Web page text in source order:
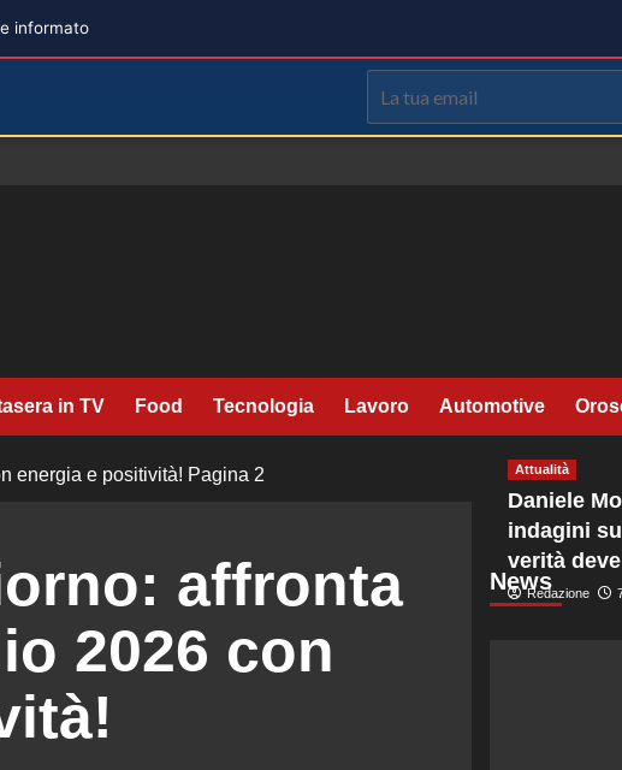
in TV Food Tecnologia Lavoro Automotive
energia e positività! Pagina 2
affronta
2026 con
News
Attualità
Daniele
indagini
verità
Redazione
informato